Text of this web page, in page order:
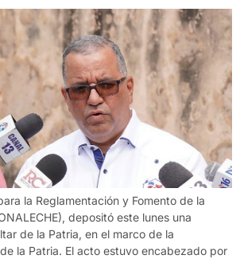
la Reglamentación y Fomento de la
depositó este lunes una
de la Patria, en el marco de la
la Patria. El acto estuvo encabezado por